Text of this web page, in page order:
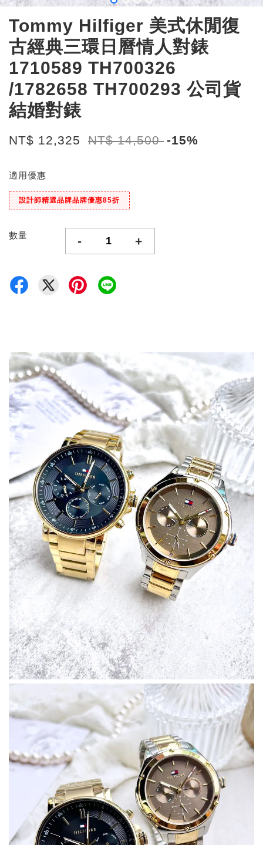
Tommy Hilfiger 美式休閒復
古經典三環日曆情人對錶
1710589 TH700326
/1782658 TH700293 公司貨
結婚對錶
NT$ 12,325 NT$ 14,500 -15%
適用優惠
設計師精選品牌品牌優惠85折
數量 - +